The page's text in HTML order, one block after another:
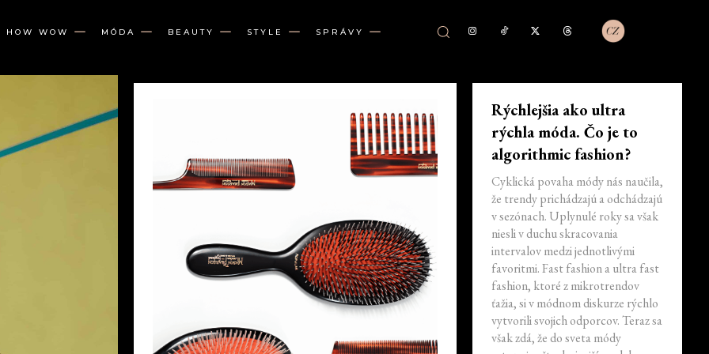
HOW WOW MÓDA BEAUTY STYLE SPRÁVY
Rýchlejšia ako ultra
rýchla móda. Čo je to
algorithmic fashion?
Cyklická povaha módy nás naučila,
že trendy prichádzajú a odchádzajú
v sezónach. Uplynulé roky sa však
niesli v duchu skracovania
intervalov medzi jednotlivými
favoritmi. Fast fashion a ultra fast
fashion, ktoré z mikrotrendov
ťažia, si v módnom diskurze rýchlo
vytvorili svojich odporcov. Teraz sa
však zdá, že do sveta módy